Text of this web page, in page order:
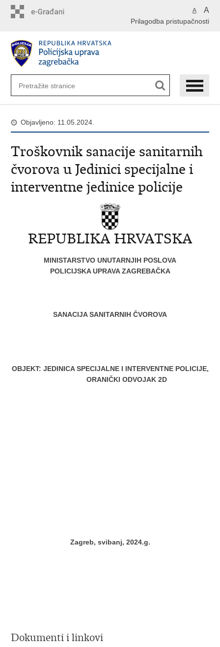
A A
Prilagodba pristupačnosti
Objavljeno: 11.05.2024.
Troškovnik sanacije sanitarnih
čvorova u Jedinici specijalne i
interventne jedinice policije
REPUBLIKA HRVATSKA
MINISTARSTVO UNUTARNJIH POSLOVA
POLICIJSKA UPRAVA ZAGREBAČKA
SANACIJA SANITARNIH ČVOROVA
OBJEKT: JEDINICA SPECIJALNE I INTERVENTNE POLICIJE,
ORANIČKI ODVOJAK 2D
Zagreb, svibanj, 2024.g.
Dokumenti i linkovi